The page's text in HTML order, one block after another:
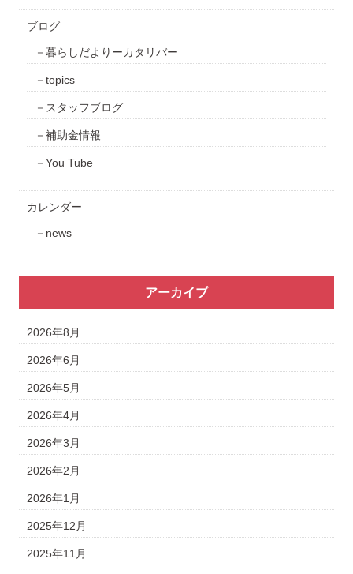
ブログ
暮らしだよりーカタリバー
topics
スタッフブログ
補助金情報
You Tube
カレンダー
news
アーカイブ
2026年8月
2026年6月
2026年5月
2026年4月
2026年3月
2026年2月
2026年1月
2025年12月
2025年11月